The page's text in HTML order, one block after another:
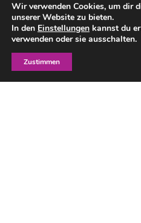
E-Mail:info(at)heidjeralpaka.de
Wir verwenden Cookies, um dir
unserer Website zu bieten.
In den Einstellungen kannst du
verwenden oder sie ausschalten.
Zustimmen